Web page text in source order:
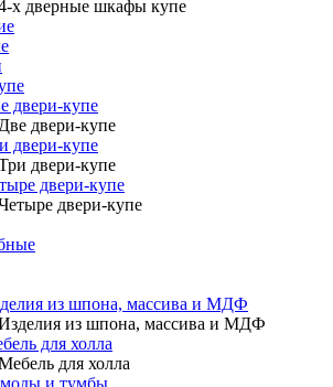
двери-купе
двери-купе
двери-купе
из шпона, массива и МДФ
для холла
и тумбы